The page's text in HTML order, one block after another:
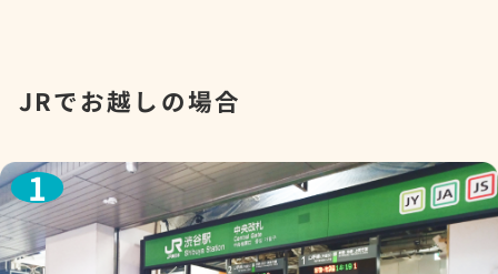
JRでお越しの場合